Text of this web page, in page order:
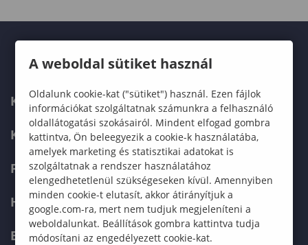
KARUNK
KÉPZÉSEK
FELVÉTELIZŐKNEK
HALLGATÓKNAK
ERASMUS+
A weboldal sütiket használ
Oldalunk cookie-kat ("sütiket") használ. Ezen fájlok
információkat szolgáltatnak számunkra a felhasználó
oldallátogatási szokásairól. Mindent elfogad gombra
kattintva, Ön beleegyezik a cookie-k használatába,
amelyek marketing és statisztikai adatokat is
szolgáltatnak a rendszer használatához
elengedhetetlenül szükségeseken kívül. Amennyiben
minden cookie-t elutasít, akkor átirányítjuk a
google.com-ra, mert nem tudjuk megjeleníteni a
weboldalunkat. Beállítások gombra kattintva tudja
módosítani az engedélyezett cookie-kat.